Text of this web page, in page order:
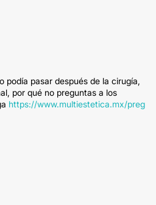
podía pasar después de la cirugía,
por qué no preguntas a los
https://www.multiestetica.mx/preg